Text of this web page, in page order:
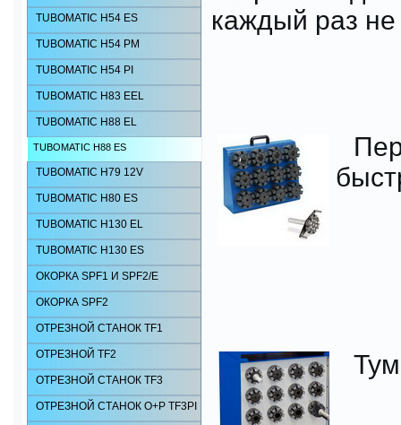
TUBOMATIC H54 ES
TUBOMATIC H54 РМ
TUBOMATIC H54 РI
TUBOMATIC H83 EEL
TUBOMATIC H88 EL
TUBOMATIC H88 ES
TUBOMATIC H79 12V
TUBOMATIC H80 ES
TUBOMATIC H130 EL
TUBOMATIC H130 ES
ОКОРКА SPF1 И SPF2/E
ОКОРКА SPF2
ОТРЕЗНОЙ СТАНОК TF1
ОТРЕЗНОЙ TF2
ОТРЕЗНОЙ СТАНОК TF3
ОТРЕЗНОЙ СТАНОК O+P TF3PI
каждый раз